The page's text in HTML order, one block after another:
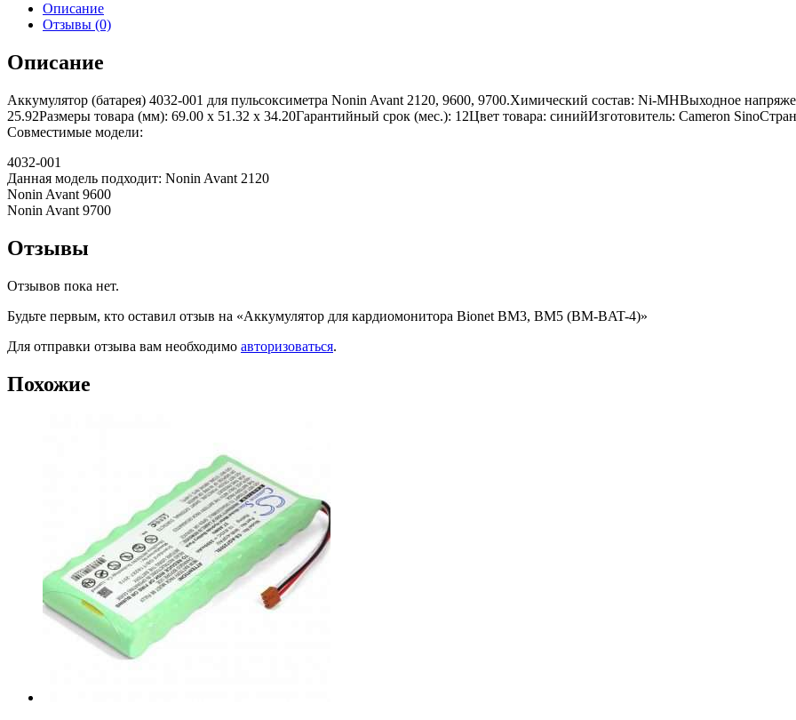
Описание
Отзывы (0)
Описание
Аккумулятор (батарея) 4032-001 для пульсоксиметра Nonin Avant 2120, 9600, 9700.Химический состав: Ni-MHВыходное
25.92Размеры товара (мм): 69.00 x 51.32 x 34.20Гарантийный срок (мес.): 12Цвет товара: синийИзготовитель: Cameron
Совместимые модели:
4032-001
Данная модель подходит: Nonin Avant 2120
Nonin Avant 9600
Nonin Avant 9700
Отзывы
Отзывов пока нет.
Будьте первым, кто оставил отзыв на «Аккумулятор для кардиомонитора Bionet BM3, BM5 (BM-BAT-4)»
Для отправки отзыва вам необходимо авторизоваться.
Похожие